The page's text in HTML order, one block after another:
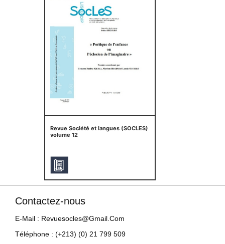
Revue Société et langues (SOCLES)
volume 12
Contactez-nous
E-Mail : Revuesocles@gmail.com
Téléphone : (+213) (0) 21 799 509